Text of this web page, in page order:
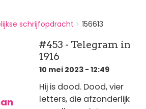
schrijfopdracht 156613
#453 - Telegram in
1916
10 mei 2023 - 12:49
Hij is dood. Dood, vier
letters, die afzonderlijk